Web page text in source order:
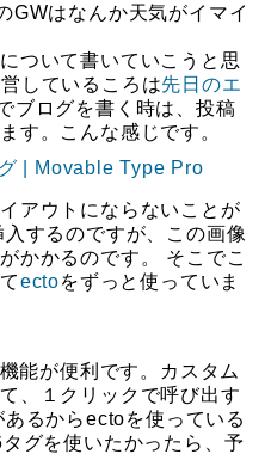
GWはなんか天気がイマイ
ついて書いていこうと思
しているころは先日のエ
ブログを書く時は、投稿
す。こんな感じです。
アウトにならないことが
するのですが、この画像
かかるのです。 そこでこ
ectoをずっと使っていま
能が便利です。カスタム
、１クリックで呼び出す
るからectoを使っている
グを使いたかったら、予